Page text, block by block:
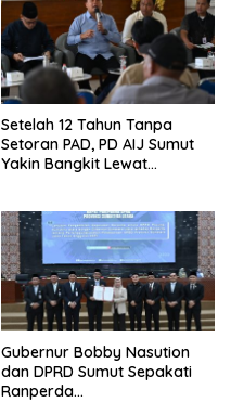
Setelah 12 Tahun Tanpa
Setoran PAD, PD AIJ Sumut
Yakin Bangkit Lewat
Gubernur Bobby Nasution
dan DPRD Sumut Sepakati
Ranperda